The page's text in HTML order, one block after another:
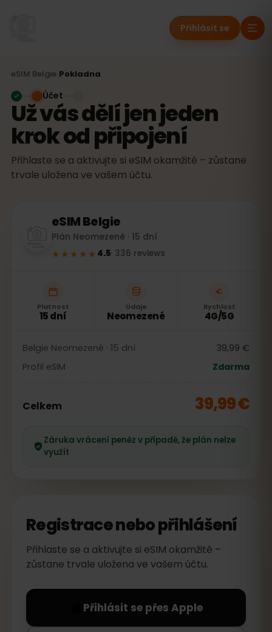
Přihlásit se
eSIM Belgie Pokladna
Už vás dělí jen jeden
krok od připojení
Přihlaste se a aktivujte si eSIM okamžitě – zůstane
trvale uložena ve vašem účtu.
Účet
eSIMBelgie
Plán Neomezené · 15 dní
★★★★★ 4.5· 336 reviews
Platnost
15 dní
Údaje
Neomezené
Rychlost
4G/5G
Belgie Neomezené · 15 dní
39,99 €
Profil eSIM
Zdarma
Celkem 39,99 €
Záruka vrácení peněz v případě, že plán nelze
využít
Registrace nebo přihlášení
Přihlaste se a aktivujte si eSIM okamžitě –
zůstane trvale uložena ve vašem účtu.
Přihlásit se přes Apple